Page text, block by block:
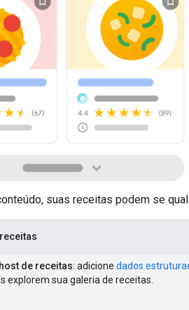
suas receitas podem se
de receitas: adicione dados
explorem sua galeria de receitas.